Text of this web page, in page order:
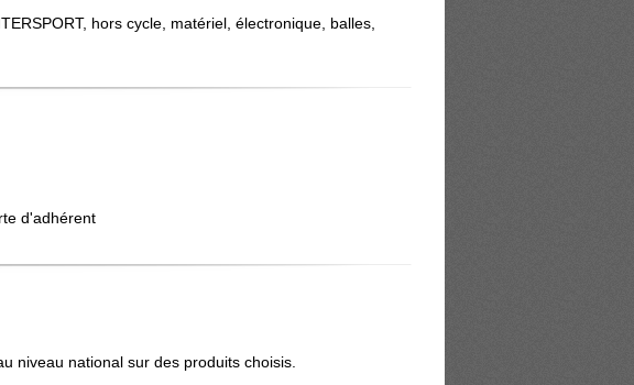
hors cycle, matériel, électronique, balles,
d'adhérent
niveau national sur des produits choisis.